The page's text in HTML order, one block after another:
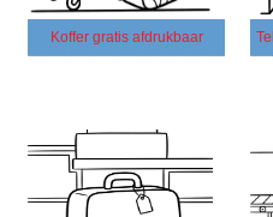
Koffer gratis afdrukbaar